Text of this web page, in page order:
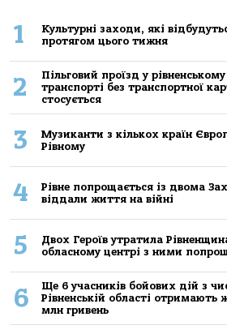
1
Культурні заходи, які
протягом цього тижня
2
Пільговий проїзд у
транспорті без транспортної
стосується
3
Музиканти з кількох країн
Рівному
4
Рівне попрощається із двома
віддали життя на війні
5
Двох Героїв утратила
обласному центрі з ними
6
Ще 6 учасників бойових дій з
Рівненській області отримають
млн гривень